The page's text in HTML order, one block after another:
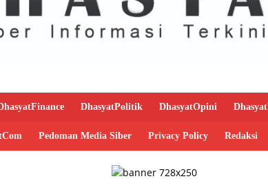
DhasyatPolitik DhasyatOpini
Pedoman Media Siber Privacy Policy Redaksi